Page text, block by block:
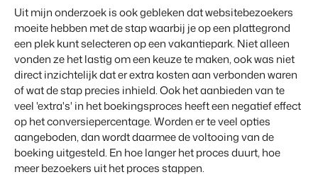
Uit mijn onderzoek is ook gebleken dat websitebezoekers
moeite hebben met de stap waarbij je op een plattegrond
een plek kunt selecteren op een vakantiepark. Niet alleen
vonden ze het lastig om een keuze te maken, ook was niet
direct inzichtelijk dat er extra kosten aan verbonden waren
of wat de stap precies inhield. Ook het aanbieden van te
veel 'extra's' in het boekingsproces heeft een negatief effect
op het conversiepercentage. Worden er te veel opties
aangeboden, dan wordt daarmee de voltooing van de
boeking uitgesteld. En hoe langer het proces duurt, hoe
meer bezoekers uit het proces stappen.